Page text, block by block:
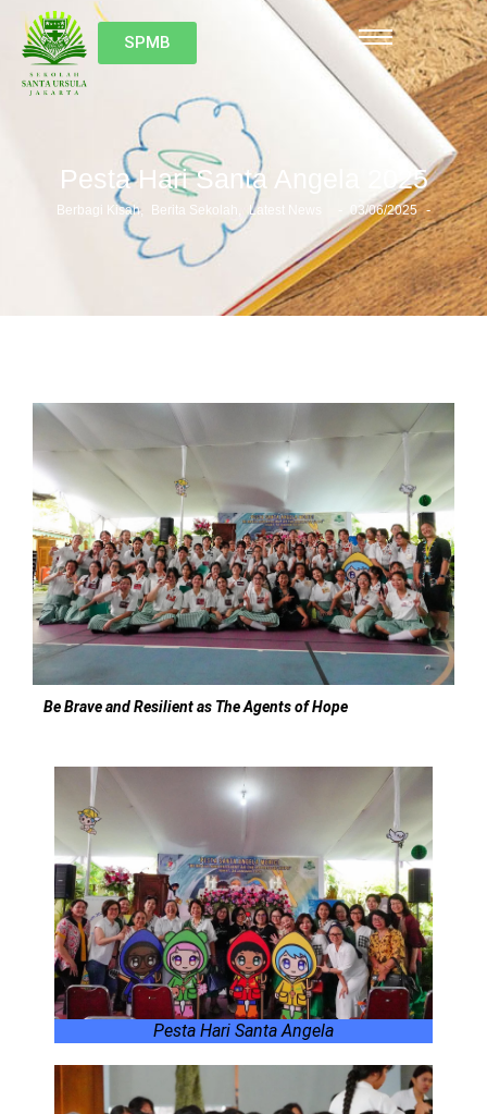
SPMB
Pesta Hari Santa Angela 2025
Berbagi Kisah, Berita Sekolah Latest News 03/06/2025 -
Be Brave and Resilient as The Agents of Hope
Pesta Hari Santa Angela